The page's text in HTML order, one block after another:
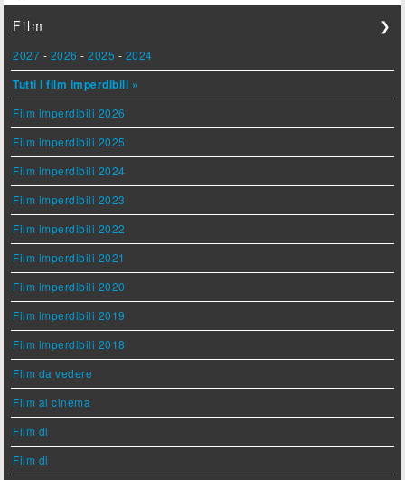
Film ❯
2027 - 2026 -2025 - 2024
Tutti i film imperdibili »
Film imperdibili 2026
Film imperdibili 2025
Film imperdibili 2024
Film imperdibili 2023
Film imperdibili 2022
Film imperdibili 2021
Film imperdibili 2020
Film imperdibili 2019
Film imperdibili 2018
Film da vedere
Film al cinema
Film di
Film di